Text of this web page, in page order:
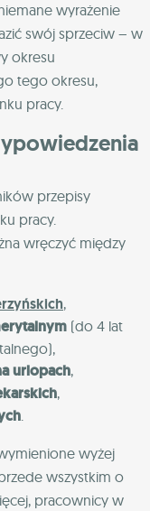
wyrażenie
swój sprzeciw – w
okresu
tego okresu,
pracy.
przepisy
pracy.
wręczyć między
,
(do 4 lat
urlopach,
,
.
wyżej
wszystkim o
pracownicy w